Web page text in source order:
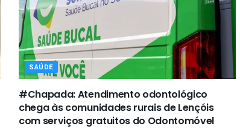
SAÚDE
#Chapada: Atendimento odontológico
chega às comunidades rurais de Lençóis
com serviços gratuitos do Odontomóvel